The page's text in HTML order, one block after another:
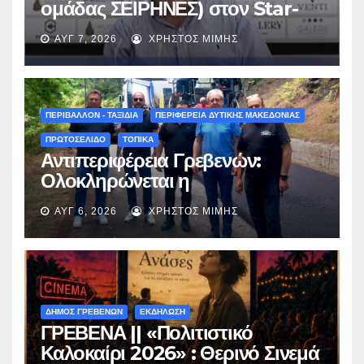
ομάδας ΣΕΙΡΗΝΕΣ) στον Star-
fm 93.3: «Το όνειρο έγινε
πραγματικότητα – Σας
περιμένουμε όλους το Σάββατο
στη Μυρσίνα Γρεβενών !» –
(audio)
ΑΥΓ 7, 2026 ΧΡΉΣΤΟΣ ΜΊΜΗΣ
ΠΕΡΙΒΑΛΛΟΝ - ΤΑΞΙΔΙΑ ΠΕΡΙΦΕΡΕΙΑ ΔΥΤΙΚΗΣ ΜΑΚΕΔΟΝΙΑΣ
ΠΡΩΤΟΣΕΛΙΔΟ ΤΟΠΙΚΑ
Αντιπεριφέρεια Γρεβενών:
Ολοκληρώνεται η
ασφαλτόστρωση της οδού
Περιβόλι – Αβδέλλα
ΑΥΓ 6, 2026 ΧΡΉΣΤΟΣ ΜΊΜΗΣ
ΔΗΜΟΣ ΓΡΕΒΕΝΩΝ ΕΚΔΗΛΩΣΗ
ΓΡΕΒΕΝΑ || «Πολιτιστικό
Καλοκαίρι 2026» : Θερινό Σινεμά